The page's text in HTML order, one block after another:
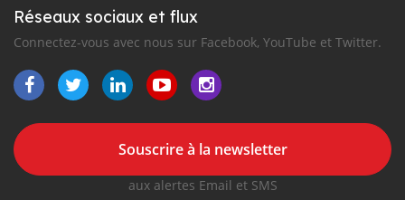
Réseaux sociaux et flux
Connectez-vous avec nous sur Facebook, YouTube et Twitter.
Souscrire à la newsletter
aux alertes Email et SMS